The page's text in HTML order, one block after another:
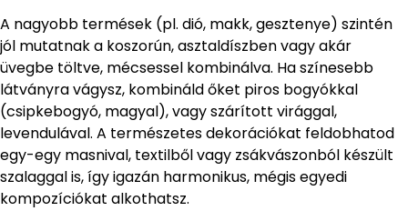
A nagyobb termések (pl. dió, makk, gesztenye) szintén
jól mutatnak a koszorún, asztaldíszben vagy akár
üvegbe töltve, mécsessel kombinálva. Ha színesebb
látványra vágysz, kombináld őket piros bogyókkal
(csipkebogyó, magyal), vagy szárított virággal,
levendulával. A természetes dekorációkat feldobhatod
egy-egy masnival, textilből vagy zsákvászonból készült
szalaggal is, így igazán harmonikus, mégis egyedi
kompozíciókat alkothatsz.